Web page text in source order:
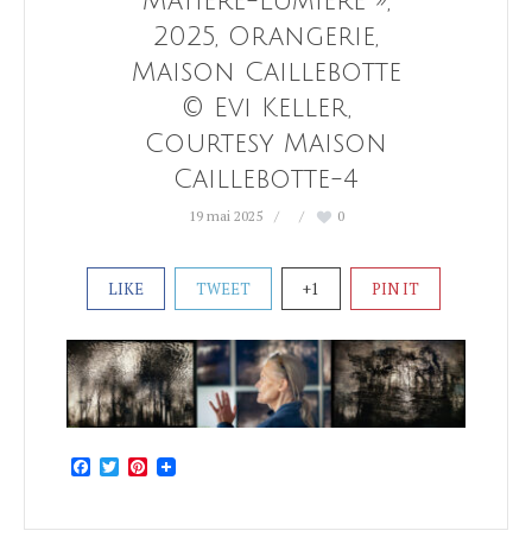
2025, Orangerie,
Maison Caillebotte
© Evi Keller,
Courtesy Maison
Caillebotte-4
19 mai 2025 0
LIKE TWEET +1 PIN IT
Facebook
TwitterPinterest